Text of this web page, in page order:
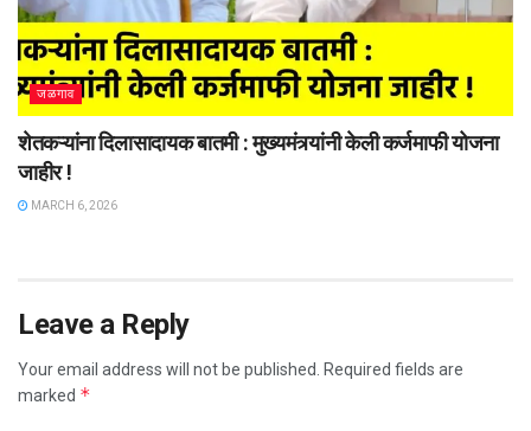
जळगाव
शेतकऱ्यांना दिलासादायक बातमी : मुख्यमंत्र्यांनी केली कर्जमाफी योजना
जाहीर !
MARCH 6, 2026
Leave a Reply
Your email address will not be published.
Required fields are
marked *